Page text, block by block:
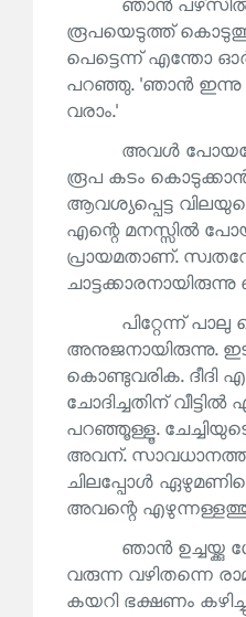
ഞാൻ
രൂപയെടുത്ത്
പെട്ടെന്ന് എന്തോ
പറഞ്ഞു. 'ഞാൻ ഇന്നു
വരാം.'
അവൾ
രൂപ കടം
ആവശ്യപ്പെട്ട
എന്റെ മനസ്സിൽ
പ്രായമതാണ്.
പിറ്റേന്ന്
അനുജനായിരുന്നു.
കൊണ്ടുവരിക. ദീദി
ചോദിച്ചതിന് വീട്ടിൽ
പറഞ്ഞൂള്ളൂ.
അവന്.
ചിലപ്പോൾ
അവന്റെ
ഞാൻ ഉച്ചയ്ക്കു
വരുന്ന വഴിതന്നെ
കയറി ഭക്ഷണം